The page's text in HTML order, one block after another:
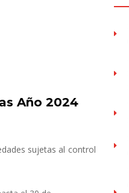
Año 2024
sujetas al control